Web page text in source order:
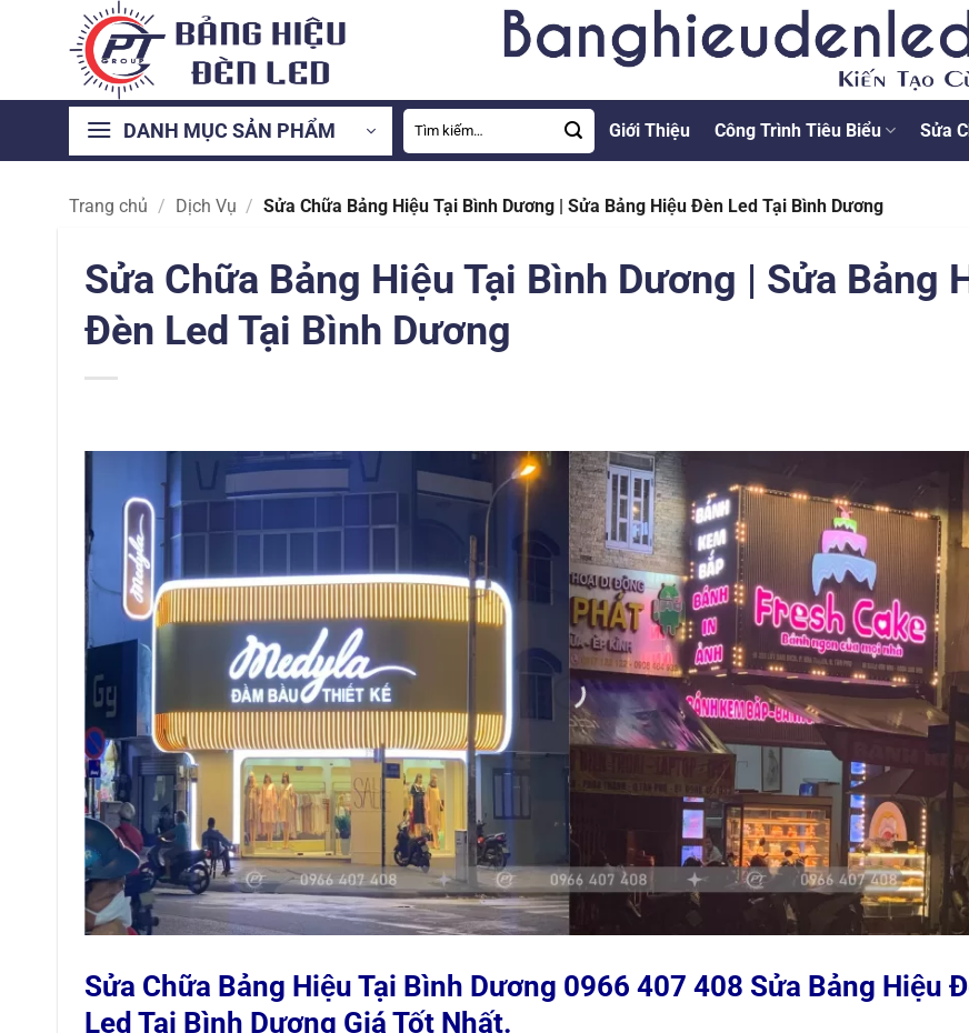
dung
DANH MỤC SẢN PHẨM
Tìm
kiếm:
Giới Thiệu Công Trình Tiêu Biểu Sửa
Trang chủ / Dịch Vụ / Sửa Chữa Bảng Hiệu Tại Bình Dương | Sửa Bảng Hiệu Đèn Led Tại Bình Dương
Sửa Chữa Bảng Hiệu Tại Bình Dương | Sửa Bảng
Đèn Led Tại Bình Dương
Sửa Chữa Bảng Hiệu Tại Bình Dương 0966 407 408 Sửa Bảng Hiệu
Led Tại Bình Dương Giá Tốt Nhất.